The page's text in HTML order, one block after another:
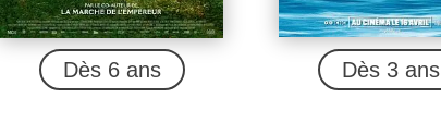
Dès 6 ans Dès 3 ans